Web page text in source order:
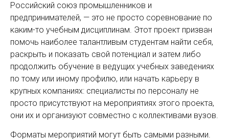
Российский союз промышленников и
предпринимателей, — это не просто соревнование по
каким-то учебным дисциплинам. Этот проект призван
помочь наиболее талантливым студентам найти себя,
раскрыть и показать свой потенциал и затем либо
продолжить обучение в ведущих учебных заведениях
по тому или иному профилю, или начать карьеру в
крупных компаниях: специалисты по персоналу не
просто присутствуют на мероприятиях этого проекта,
они их и организуют совместно с коллективами вузов.
Форматы мероприятий могут быть самыми разными.